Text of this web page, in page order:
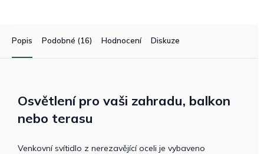
Popis Podobné (16) Hodnocení Diskuze
Osvětlení pro vaši zahradu, balkon
nebo terasu
Venkovní svítidlo z nerezavějící oceli je vybaveno